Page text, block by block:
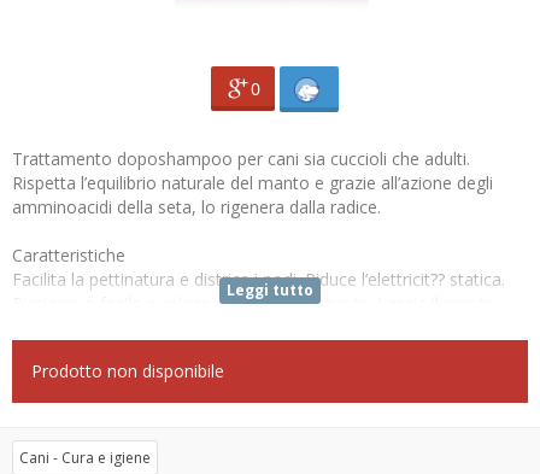
0
Trattamento doposhampoo per cani sia cuccioli che adulti.
Rispetta l’equilibrio naturale del manto e grazie all’azione degli
amminoacidi della seta, lo rigenera dalla radice.
Caratteristiche
Facilita la pettinatura e districa i nodi. Riduce l’elettricit?? statica.
Risciacquo facile e veloce. Azione igienizzante. Lascia il manto
Leggi tutto
Prodotto non disponibile
Cani - Cura e igiene